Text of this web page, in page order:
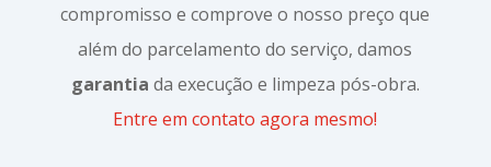
compromisso e comprove o nosso preço que
além do parcelamento do serviço, damos
garantia da execução e limpeza pós-obra.
Entre em contato agora mesmo!